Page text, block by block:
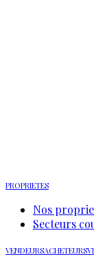
PROPRIETES
Nos
Secteurs
VENDEURSACHETEURS